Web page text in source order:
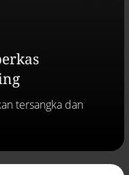
tersangka dan
abai LHKPN
tahun ditemukan di
kekerasan